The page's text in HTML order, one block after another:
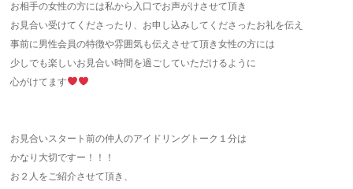
お相手の女性の方には私から入口でお声がけさせて頂き
お見合い受けてくださったり、お申し込みしてくださったお礼を伝え
事前に男性会員の特徴や雰囲気も伝えさせて頂き女性の方には
少しでも楽しいお見合い時間を過ごしていただけるように
心がけてます
お見合いスタート前の仲人のアイドリングトーク１分は
かなり大切ですー！！！
お２人をご紹介させて頂き、